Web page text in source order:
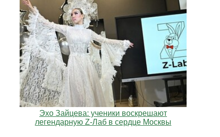
Эхо Зайцева: ученики воскрешают
легендарную Z-Лаб в сердце Москвы